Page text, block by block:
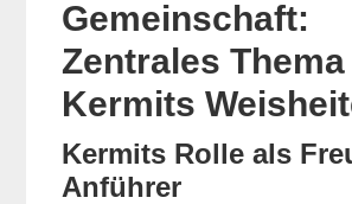
Gemeinschaft:
Zentrales
Kermits
Kermits Rolle als
Anführer